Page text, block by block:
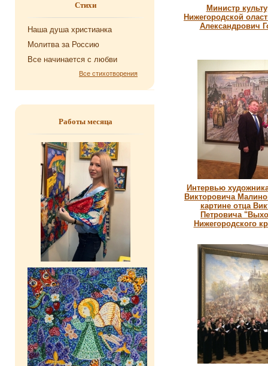
Стихи
Наша душа хри­сти­ан­ка
Мо­лит­ва за Рос­сию
Все на­чи­на­ет­ся с любви
Все стихотворения
Работы месяца
Министр
Нижегородской
Александрович
Интервью
Викторовича
картине отца
Петровича
Нижегородского